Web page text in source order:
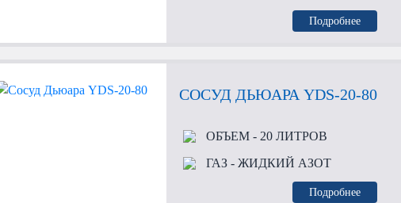
Подробнее
СОСУД ДЬЮАРА YDS-20-80
ОБЪЕМ- 20 ЛИТРОВ
ГАЗ- ЖИДКИЙ АЗОТ
Подробнее